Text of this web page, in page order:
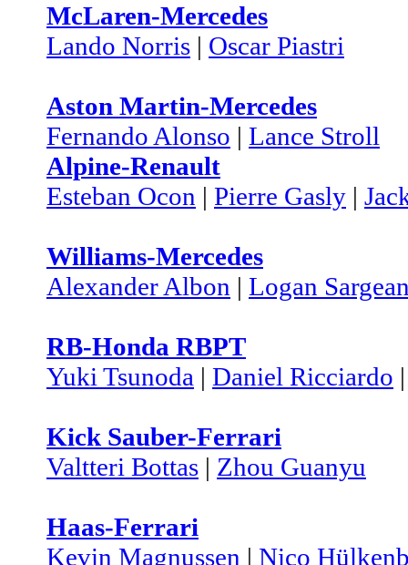
McLaren-Mercedes
Lando Norris | Oscar Piastri
Aston Martin-Mercedes
Fernando Alonso | Lance Stroll
Alpine-Renault
Esteban Ocon | Pierre Gasly |
Williams-Mercedes
Alexander Albon | Logan
RB-Honda RBPT
Yuki Tsunoda | Daniel Ricciardo
Kick Sauber-Ferrari
Valtteri Bottas | Zhou Guanyu
Haas-Ferrari
Kevin Magnussen | Nico